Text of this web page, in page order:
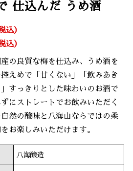
仕込んだ うめ酒
込）
込）
の良質な梅を仕込み、うめ酒を
えめで「甘くない」「飲みあき
すっきりとした味わいのお酒で
にストレートでお飲みいただく
然の酸味と八海山ならではの柔
お楽しみいただけます。
八海醸造